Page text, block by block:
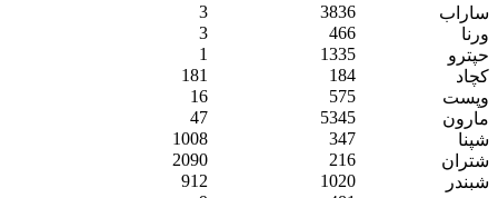
ساراب 3836
3
ورنا
466
3
حپترو
1335
1
کچاد
184
181
وپست
575
16
مارون
5345
47
شپنا
347
1008
شتران
216
2090
شبندر
1020
912